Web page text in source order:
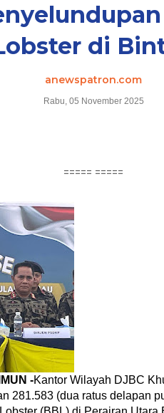
di
anewspatron.com
Rabu, 05 November 2025
===== =====
-Kantor Wilayah DJBC
281.583 (dua ratus delapan